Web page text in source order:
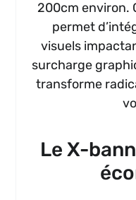
200cm environ.
permet
visuels
surcharge
transforme
Le X-